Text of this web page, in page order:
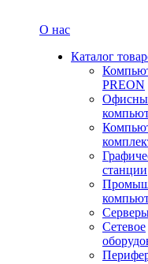
О нас
Каталог
PREON
станции
Сетевое